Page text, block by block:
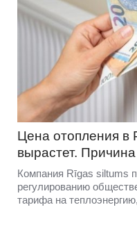
Цена отопления в
вырастет.
Компания Rīgas siltums
регулированию
тарифа на